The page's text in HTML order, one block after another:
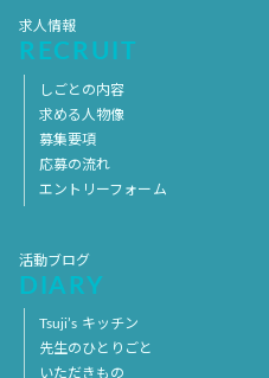
求人情報
RECRUIT
しごとの内容
求める人物像
募集要項
応募の流れ
エントリーフォーム
活動ブログ
DIARY
Tsuji’s キッチン
先生のひとりごと
いただきもの